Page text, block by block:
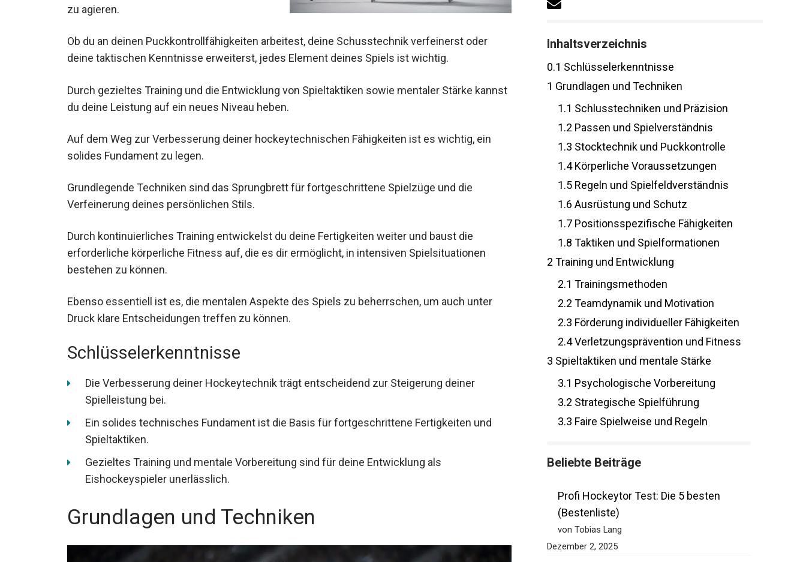
Eis zu agieren.
Ob du an deinen Puckkontrollfähigkeiten arbeitest, deine Schusstechnik verfeinerst oder
deine taktischen Kenntnisse erweiterst, jedes Element deines Spiels ist wichtig.
Durch gezieltes Training und die Entwicklung von Spieltaktiken sowie mentaler Stärke
kannst du deine Leistung auf ein neues Niveau heben.
Auf dem Weg zur Verbesserung deiner hockeytechnischen Fähigkeiten ist es wichtig, ein
solides Fundament zu legen.
Grundlegende Techniken sind das Sprungbrett für fortgeschrittene Spielzüge und die
Verfeinerung deines persönlichen Stils.
Durch kontinuierliches Training entwickelst du deine Fertigkeiten weiter und baust die
erforderliche körperliche Fitness auf, die es dir ermöglicht, in intensiven Spielsituationen
bestehen zu können.
Ebenso essentiell ist es, die mentalen Aspekte des Spiels zu beherrschen, um auch unter
Druck klare Entscheidungen treffen zu können.
Schlüsselerkenntnisse
Die Verbesserung deiner Hockeytechnik trägt entscheidend zur Steigerung deiner
Spielleistung bei.
Ein solides technisches Fundament ist die Basis für fortgeschrittene Fertigkeiten und
Spieltaktiken.
Gezieltes Training und mentale Vorbereitung sind für deine Entwicklung als
Eishockeyspieler unerlässlich.
Grundlagen und Techniken
Inhaltsverzeichnis
0.1Schlüsselerkenntnisse
Grundlagen und Techniken
1.1Schlusstechniken und Präzision
1.2Passen und Spielverständnis
1.3Stocktechnik und Puckkontrolle
1.4Körperliche Voraussetzungen
1.5Regeln und Spielfeldverständnis
1.6Ausrüstung und Schutz
1.7Positionsspezifische Fähigkeiten
1.8Taktiken und Spielformationen
Training und Entwicklung
2.1Trainingsmethoden
2.2Teamdynamik und Motivation
2.3Förderung individueller Fähigkeiten
2.4Verletzungsprävention und Fitness
Spieltaktiken und mentale Stärke
3.1Psychologische Vorbereitung
3.2Strategische Spielführung
3.3Faire Spielweise und Regeln
Beliebte Beiträge
Profi Hockeytor Test: Die 5 besten
(Bestenliste)
von Tobias Lang
Dezember 2, 2025